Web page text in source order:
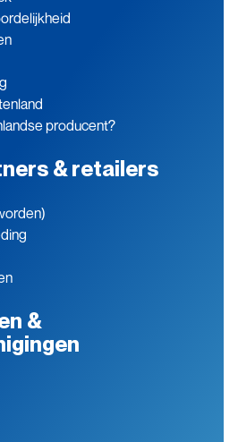
producent?
& retailers
&